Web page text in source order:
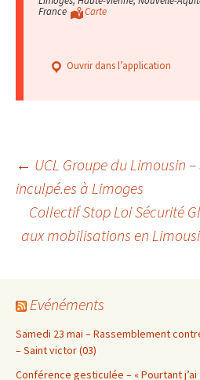
France
Carte
Ouvrir dans l’application
Navigation
des
← UCL Groupe du Limousin
inculpé.es à Limoges
Collectif Stop Loi Sécurité
aux mobilisations en
Evénéments
Samedi 23 mai – Rassemblement
– Saint victor (03)
Conférence gesticulée – « Pourtant